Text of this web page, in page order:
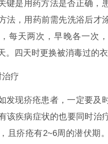
键是用药方法是否正确，
法，用药前需先洗浴后才
每天两次，早晚各一次
。四天时更换被消毒过的衣
疗
发现疥疮患者，一定要及
该疾病症状的也要同时治
且疥疮有2~6周的潜伏期